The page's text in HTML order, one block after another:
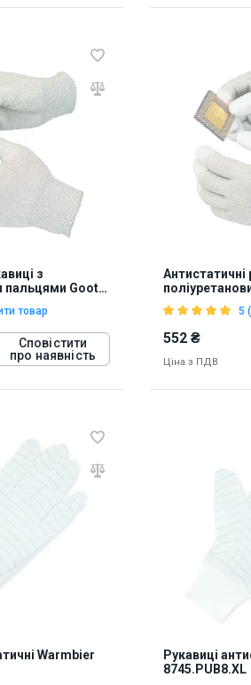
812698
з
пальцями Goot
товар
Сповістити
про наявність
Антистатичні
WG-3L
5
552 ₴
Ціна з ПДВ
Warmbier
Рукавиці
8745.PUB8.XL